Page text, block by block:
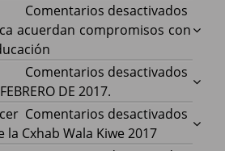
Comentarios desactivados
Cauca
con
acuerdan compromisos con
Comentarios desactivados
DE 2017.
Comentarios desactivados
Hacía
la Cxhab Wala Kiwe 2017